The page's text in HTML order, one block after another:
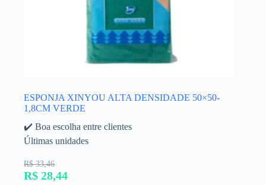
ESPONJA XINYOU ALTA DENSIDADE 50×50-
1,8CM VERDE
✔️ Boa escolha entre clientes
Últimas unidades
R$ 33,46
R$ 28,44